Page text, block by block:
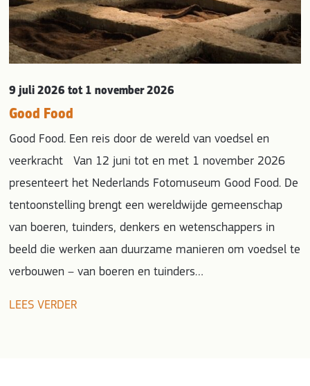
9 juli 2026tot 1 november 2026
Good Food
Good Food. Een reis door de wereld van voedsel en
veerkracht Van 12 juni tot en met 1 november 2026
presenteert het Nederlands Fotomuseum Good Food. De
tentoonstelling brengt een wereldwijde gemeenschap
van boeren, tuinders, denkers en wetenschappers in
beeld die werken aan duurzame manieren om voedsel te
verbouwen – van boeren en tuinders…
LEES VERDER